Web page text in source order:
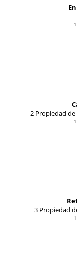
2 Propiedad
3 Propiedad